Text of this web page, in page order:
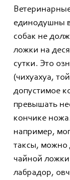
единодушны
собак не
ложки на
сутки. Это
(чихуахуа,
допустимое
превышать
кончике
например,
таксы, можно
чайной
лабрадор,